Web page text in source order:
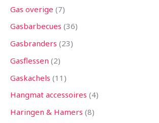
Gas overige 7
Gasbarbecues 36
Gasbranders 23
Gasflessen 2
Gaskachels 11
Hangmat accessoires 4
Haringen & Hamers 8